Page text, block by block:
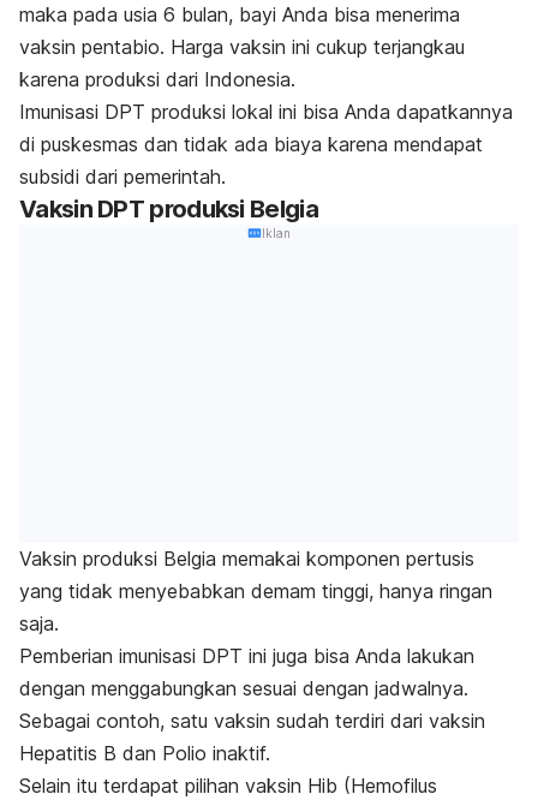
maka pada usia 6 bulan, bayi Anda bisa menerima
vaksin pentabio. Harga vaksin ini cukup terjangkau
karena produksi dari Indonesia.
Imunisasi DPT produksi lokal ini bisa Anda dapatkannya
di puskesmas dan tidak ada biaya karena mendapat
subsidi dari pemerintah.
Vaksin DPT produksi Belgia
Iklan
Vaksin produksi Belgia memakai komponen pertusis
yang tidak menyebabkan demam tinggi, hanya ringan
saja.
Pemberian imunisasi DPT ini juga bisa Anda lakukan
dengan menggabungkan sesuai dengan jadwalnya.
Sebagai contoh, satu vaksin sudah terdiri dari vaksin
Hepatitis B dan Polio inaktif.
Selain itu terdapat pilihan vaksin Hib (Hemofilus